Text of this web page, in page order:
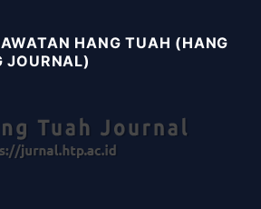
HANG TUAH (HANG
JOURNAL)